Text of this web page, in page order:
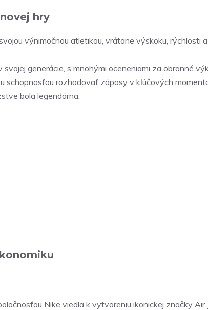
hry
výnimočnou atletikou, vrátane výskoku, rýchlosti a
generácie, s mnohými oceneniami za obranné
schopnosťou rozhodovať zápasy v kľúčových
bola legendárna.
Nike viedla k vytvoreniu ikonickej značky Air